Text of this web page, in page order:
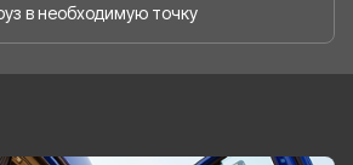
в необходимую точку